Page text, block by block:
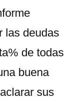
las deudas
de todas
buena
sus